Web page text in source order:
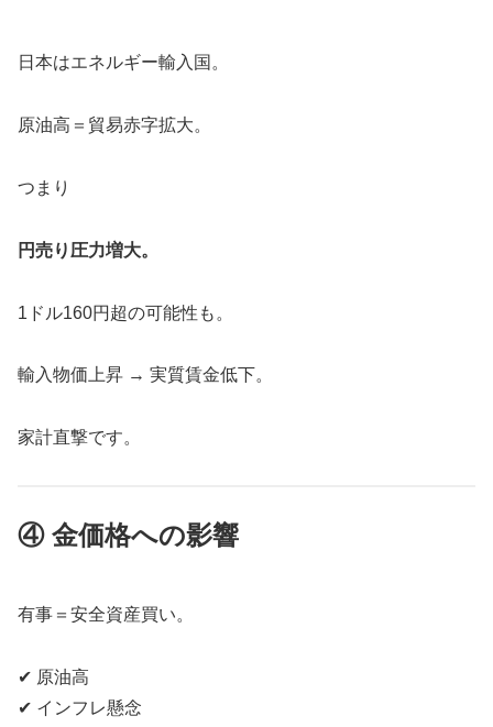
日本はエネルギー輸入国。
原油高＝貿易赤字拡大。
つまり
円売り圧力増大。
1ドル160円超の可能性も。
輸入物価上昇 → 実質賃金低下。
家計直撃です。
④ 金価格への影響
有事＝安全資産買い。
✔ 原油高
✔ インフレ懸念